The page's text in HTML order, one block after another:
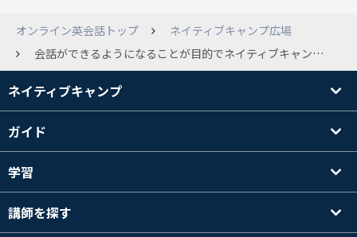
オンライン英会話トップ
ネイティブキャンプ広場
会話ができるようになることが目的でネイティブキャンプをやってるのですが、コースで選ぶ「日常初級英会話コース」か教材で選ぶ「文法」かどちらをやればいいでしょうか？ 前に日本人スタッフのカウンセラーを受けたときは、文法や旅行英会話などを勧められたのですが、ふとコースのところを見ていると、日常初級英会話があったので気になってしまい。 今は日本人スタッフのアドバイス通り文法をしていますが、違いがわからなくて。 教えてください！
ネイティブキャンプ
ガイド
学習
講師を探す